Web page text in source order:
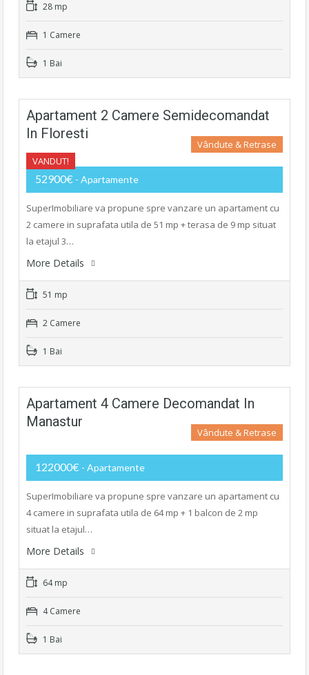
28 mp
1 Camere
1 Bai
Apartament 2 Camere Semidecomandat
In Floresti
VANDUT!
Vândute & Retrase
52900€ - Apartamente
SuperImobiliare va propune spre vanzare un apartament cu
2 camere in suprafata utila de 51 mp + terasa de 9 mp situat
la etajul 3…
More Details
51 mp
2 Camere
1 Bai
Apartament 4 Camere Decomandat In
Manastur
Vândute & Retrase
122000€ - Apartamente
SuperImobiliare va propune spre vanzare un apartament cu
4 camere in suprafata utila de 64 mp + 1 balcon de 2 mp
situat la etajul…
More Details
64 mp
4 Camere
1 Bai